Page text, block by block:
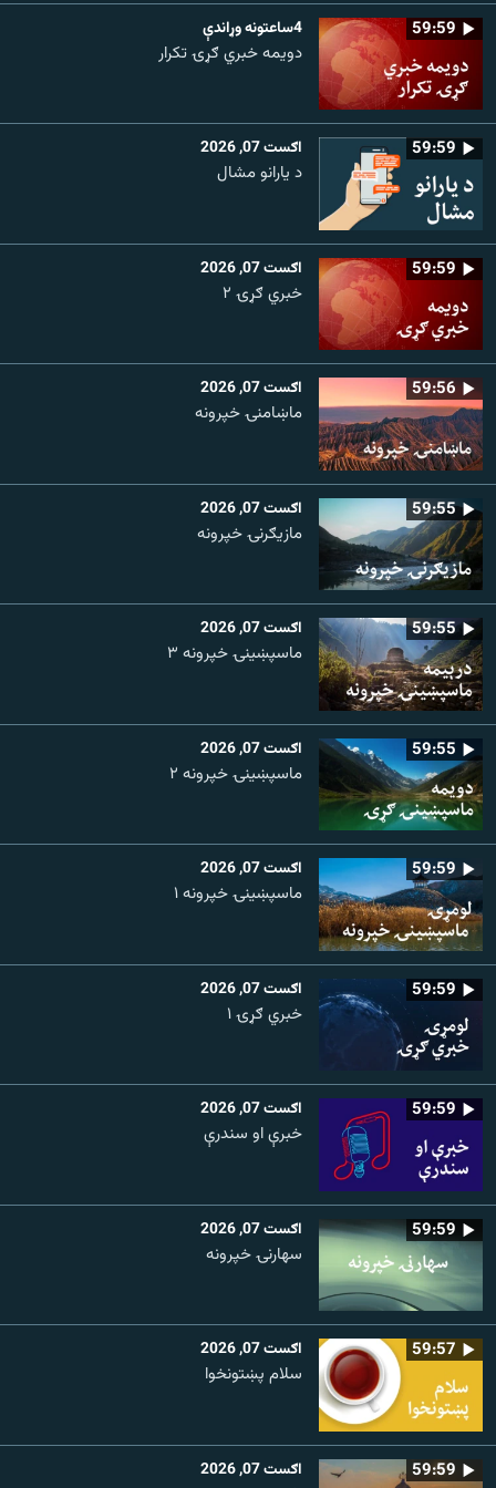
59:59 4ساعتونه وړاندې
دویمه خبري ګړۍ تکرار
59:59 اګست 07, 2026
د یارانو مشال
59:59 اګست 07, 2026
خبري ګړۍ ۲
59:56 اګست 07, 2026
ماښامنۍ خپرونه
59:55 اګست 07, 2026
مازیګرنۍ خپرونه
59:55 اګست 07, 2026
ماسپښینۍ خپرونه ۳
59:55 اګست 07, 2026
ماسپښينۍ خپرونه ۲
59:59 اګست 07, 2026
ماسپښينۍ خپرونه ۱
59:59 اګست 07, 2026
خبري ګړۍ ۱
59:59 اګست 07, 2026
خبرې او سندرې
59:59 اګست 07, 2026
سهارنۍ خپرونه
59:57 اګست 07, 2026
سلام پښتونخوا
59:59 اګست 07, 2026